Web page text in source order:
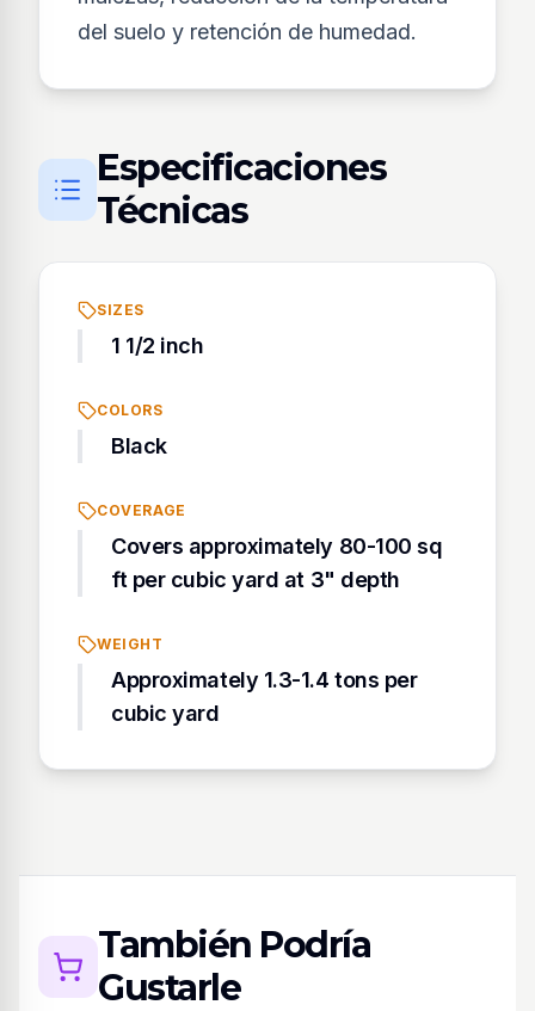
del suelo y retención de humedad.
Especificaciones
Técnicas
SIZES
1 1/2 inch
COLORS
Black
COVERAGE
Covers approximately 80-100 sq
ft per cubic yard at 3" depth
WEIGHT
Approximately 1.3-1.4 tons per
cubic yard
También Podría
Gustarle